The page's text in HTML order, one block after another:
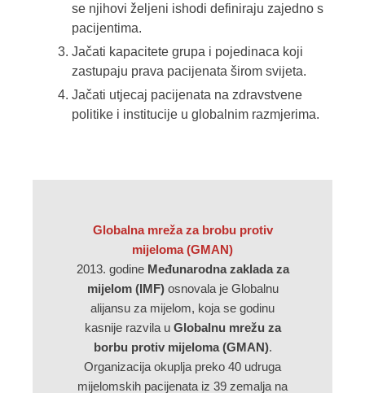
se njihovi željeni ishodi definiraju zajedno s
pacijentima.
Jačati kapacitete grupa i pojedinaca koji
zastupaju prava pacijenata širom svijeta.
Jačati utjecaj pacijenata na zdravstvene
politike i institucije u globalnim razmjerima.
Globalna mreža za brobu protiv
mijeloma (GMAN)
2013. godine Međunarodna zaklada za
mijelom (IMF)osnovala je Globalnu
alijansu za mijelom, koja se godinu
kasnije razvila u Globalnu mrežu za
borbu protiv mijeloma (GMAN).
Organizacija okuplja preko 40 udruga
mijelomskih pacijenata iz 39 zemalja na